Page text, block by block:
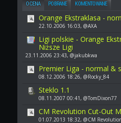
OCENA POBRANE KOMENTOWANE
Orange Ekstraklasa -
22.10.2006 16:03, @AXA
Ligi polskie - Orange
Niższe Ligi
23.11.2006 23:43, @jakubkwa
Premier Liga - normal &
08.12.2006 18:26, @Rocky_84
Steklo 1.1
08.11.2007 00:41, @TomDixon77
CM Revolution Cut-Out
01.07.2013 18:32, @CM